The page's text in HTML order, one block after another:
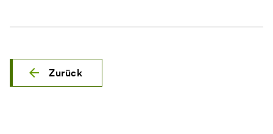
Zurück